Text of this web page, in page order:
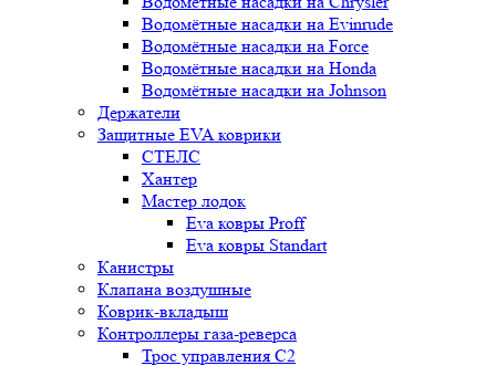
Водомётные насадки на Evinrude
Водомётные насадки на Force
Водомётные насадки на Honda
Водомётные насадки на Johnson
Держатели
Защитные EVA коврики
СТЕЛС
Хантер
Мастер лодок
Eva ковры Proff
Eva ковры Standart
Канистры
Клапана воздушные
Коврик-вкладыш
Контроллеры газа-реверса
Трос управления C2